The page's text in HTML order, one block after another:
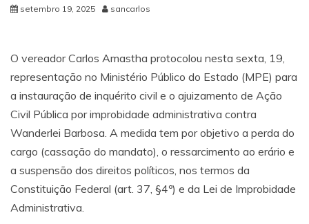
setembro 19, 2025 sancarlos
O vereador Carlos Amastha protocolou nesta sexta, 19,
representação no Ministério Público do Estado (MPE) para
a instauração de inquérito civil e o ajuizamento de Ação
Civil Pública por improbidade administrativa contra
Wanderlei Barbosa. A medida tem por objetivo a perda do
cargo (cassação do mandato), o ressarcimento ao erário e
a suspensão dos direitos políticos, nos termos da
Constituição Federal (art. 37, §4º) e da Lei de Improbidade
Administrativa.